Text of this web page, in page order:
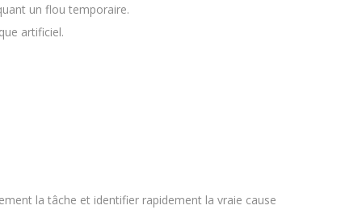
un flou temporaire.
artificiel.
la tâche et identifier rapidement la vraie cause